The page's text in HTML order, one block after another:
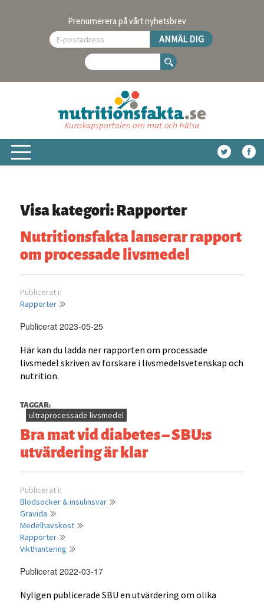
Prenumerera på vårt nyhetsbrev
Visa kategori: Rapporter
Nutritionsfakta lanserar rapport
om processade livsmedel
Publicerat i:
Rapporter
Publicerat 2023-05-25
Här kan du ladda ner rapporten om processade
livsmedel skriven av forskare i livsmedelsvetenskap och
nutrition.
TAGGAR:
ultraprocessade livsmedel
Bra mat vid diabetes – SBU:s
utvärdering är klar
Publicerat i:
Blodsocker & insulinsvar
Gravida
Medelhavskost
Rapporter
Vikthantering
Publicerat 2022-03-17
Nyligen publicerade SBU en utvärdering om olika